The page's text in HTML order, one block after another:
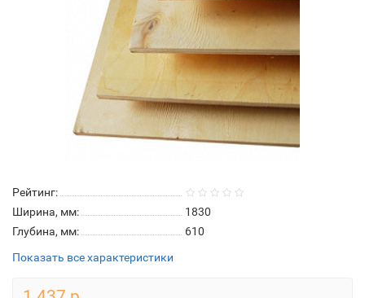
Рейтинг:
Ширина, мм:
1830
Глубина, мм:
610
Показать все характеристики